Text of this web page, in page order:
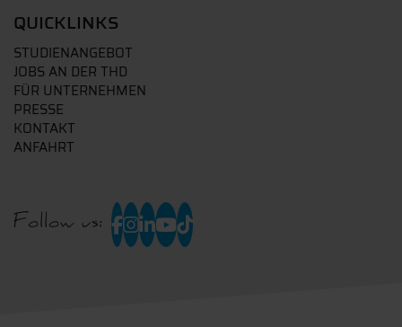
QUICKLINKS
STUDIENANGEBOT
JOBS AN DER THD
FÜR UNTERNEHMEN
PRESSE
KONTAKT
ANFAHRT
Follow us: